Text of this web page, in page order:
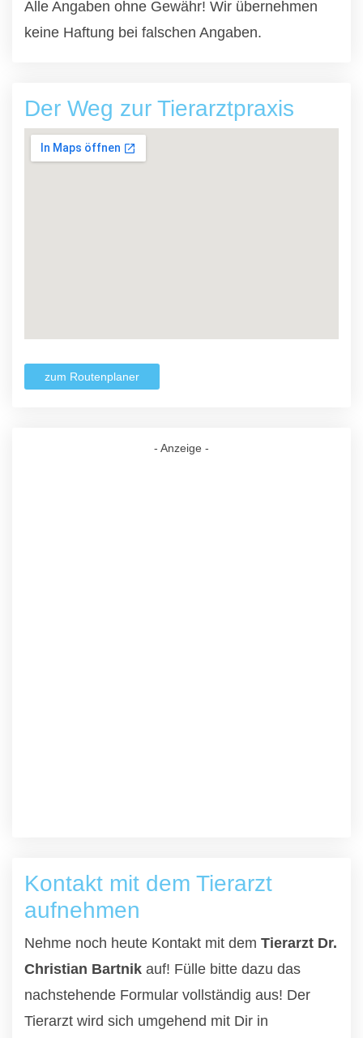
Alle Angaben ohne Gewähr! Wir übernehmen
keine Haftung bei falschen Angaben.
Der Weg zur Tierarztpraxis
zum Routenplaner
- Anzeige -
Kontakt mit dem Tierarzt
aufnehmen
Nehme noch heute Kontakt mit dem Tierarzt Dr.
Christian Bartnik auf! Fülle bitte dazu das
nachstehende Formular vollständig aus! Der
Tierarzt wird sich umgehend mit Dir in